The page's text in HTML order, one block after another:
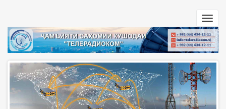
основному
содержанию